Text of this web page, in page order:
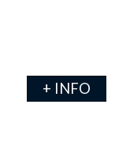
+ INFO